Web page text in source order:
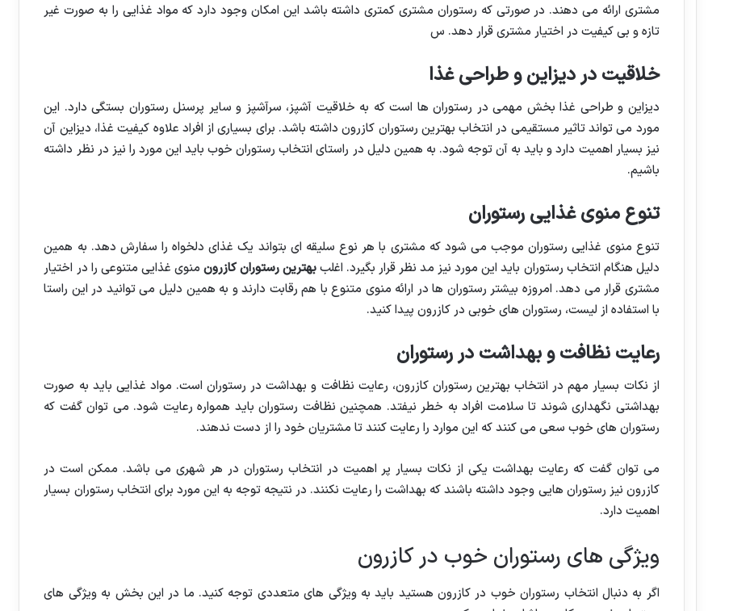
مشتری ارائه می دهند. در صورتی که رستوران مشتری کمتری داشته باشد این امکان وجود دارد که مواد غذایی را به صورت غیر
تازه و بی کیفیت در اختیار مشتری قرار دهد. س
خلاقیت در دیزاین و طراحی غذا
دیزاین و طراحی غذا بخش مهمی در رستوران ها است که به خلاقیت آشپز، سرآشپز و سایر پرسنل رستوران بستگی دارد. این
مورد می تواند تاثیر مستقیمی در انتخاب بهترین رستوران کازرون داشته باشد. برای بسیاری از افراد علاوه کیفیت غذا، دیزاین آن
نیز بسیار اهمیت دارد و باید به آن توجه شود. به همین دلیل در راستای انتخاب رستوران خوب باید این مورد را نیز در نظر داشته
باشیم.
تنوع منوی غذایی رستوران
تنوع منوی غذایی رستوران موجب می شود که مشتری با هر نوع سلیقه ای بتواند یک غذای دلخواه را سفارش دهد. به همین
دلیل هنگام انتخاب رستوران باید این مورد نیز مد نظر قرار بگیرد. اغلببهترین رستوران کازرون منوی غذایی متنوعی را در اختیار
مشتری قرار می دهد. امروزه بیشتر رستوران ها در ارائه منوی متنوع با هم رقابت دارند و به همین دلیل می توانید در این راستا
با استفاده از لیست، رستوران های خوبی در کازرون پیدا کنید.
رعایت نظافت و بهداشت در رستوران
از نکات بسیار مهم در انتخاب بهترین رستوران کازرون، رعایت نظافت و بهداشت در رستوران است. مواد غذایی باید به صورت
بهداشتی نگهداری شوند تا سلامت افراد به خطر نیفتد. همچنین نظافت رستوران باید همواره رعایت شود. می توان گفت که
رستوران های خوب سعی می کنند که این موارد را رعایت کنند تا مشتریان خود را از دست ندهند.
می توان گفت که رعایت بهداشت یکی از نکات بسیار پر اهمیت در انتخاب رستوران در هر شهری می باشد. ممکن است در
کازرون نیز رستوران هایی وجود داشته باشند که بهداشت را رعایت نکنند. در نتیجه توجه به این مورد برای انتخاب رستوران بسیار
اهمیت دارد.
ویژگی های رستوران خوب در کازرون
اگر به دنبال انتخاب رستوران خوب در کازرون هستید باید به ویژگی های متعددی توجه کنید. ما در این بخش به ویژگی های